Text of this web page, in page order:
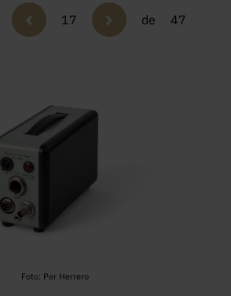
17 de 47
Foto: Per Herrero